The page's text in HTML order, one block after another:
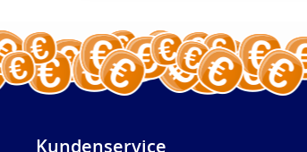
Kundenservice